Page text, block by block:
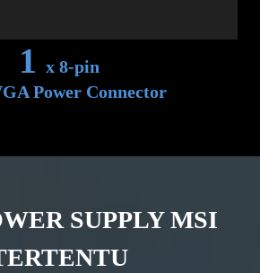
1 x 8-pin
Power Connector
SUPPLY MSI